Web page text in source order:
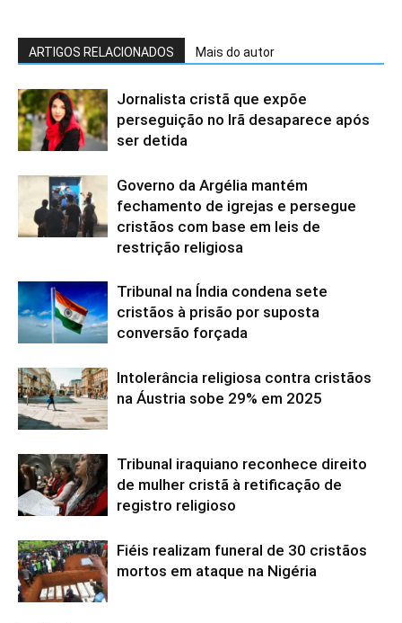
ARTIGOS RELACIONADOS Mais do autor
Jornalista cristã que expõe
perseguição no Irã desaparece após
ser detida
Governo da Argélia mantém
fechamento de igrejas e persegue
cristãos com base em leis de
restrição religiosa
Tribunal na Índia condena sete
cristãos à prisão por suposta
conversão forçada
Intolerância religiosa contra cristãos
na Áustria sobe 29% em 2025
Tribunal iraquiano reconhece direito
de mulher cristã à retificação de
registro religioso
Fiéis realizam funeral de 30 cristãos
mortos em ataque na Nigéria